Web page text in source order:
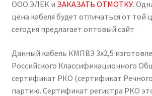
ООО ЭЛЕК и ЗАКАЗАТЬ ОТМОТКУ.
цена кабеля будет отличаться от той
сегодня предлагает оптовый сайт
Данный кабель КМПВЭ 3х2,5
Российского Классификационного
сертификат РКО (сертификат
партию. Сертификат регистра РКО